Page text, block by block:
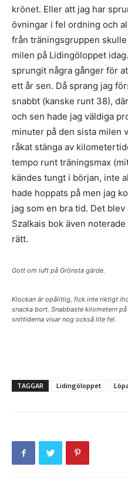
krönet. Eller att jag har
övningar i fel ordning och
från träningsgruppen
milen på Lidingöloppet
sprungit några gånger för
ett år sen. Då sprang jag
snabbt (kanske runt 38),
och sen hade jag väldiga
minuter på den sista milen
råkat stänga av
tempo runt träningsmax
kändes tungt i början, inte
hade hoppats på men jag
jag som en bra tid. Det
Szalkais bok även
rätt.
Gott om luft på Grönsta gärde.
Klockan är opålitlig, fick inte riktigt
snacka bort. Snabbaste kilometern
snittiderna visar nog också lite fel.
TAGGAR Lidingöloppet